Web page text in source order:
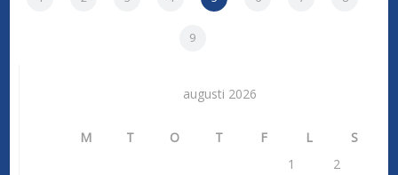
9
augusti 2026
M T O T F L S
1
2